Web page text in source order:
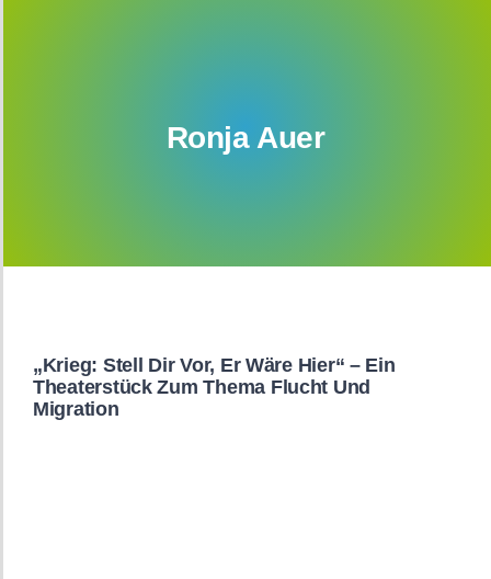
Ronja Auer
„Krieg: Stell Dir Vor, Er Wäre Hier“ – Ein
Theaterstück Zum Thema Flucht Und
Migration